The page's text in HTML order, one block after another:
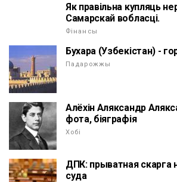
Як правільна купляць
Самарскай вобласці.
Фінансы
Бухара (Узбекістан) -
Падарожжы
Алёхін Аляксандр
фота, біяграфія
Хобі
ДПК: прыватная скарга
суда